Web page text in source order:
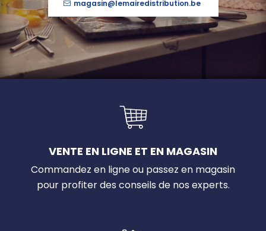
magasin@lemairedistribution.be
VENTE EN LIGNE ET EN MAGASIN
Commandez en ligne ou passez en magasin
pour profiter des conseils de nos experts.